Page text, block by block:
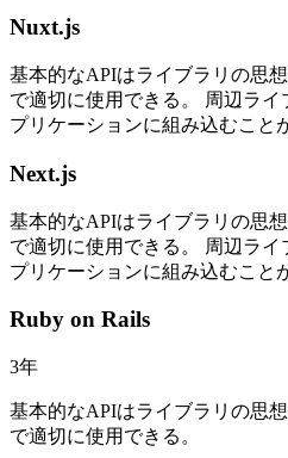
Nuxt.js
基本的なAPIはライブラリの思
で適切に使用できる。 周辺ラ
プリケーションに組み込むこと
Next.js
基本的なAPIはライブラリの思
で適切に使用できる。 周辺ラ
プリケーションに組み込むこと
Ruby on Rails
3年
基本的なAPIはライブラリの思
で適切に使用できる。